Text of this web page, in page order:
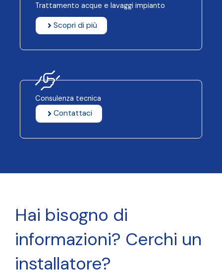
Trattamento acque e lavaggi impianto
Scopri di più
Consulenza tecnica
Contattaci
Hai bisogno di
informazioni? Cerchi un
installatore?